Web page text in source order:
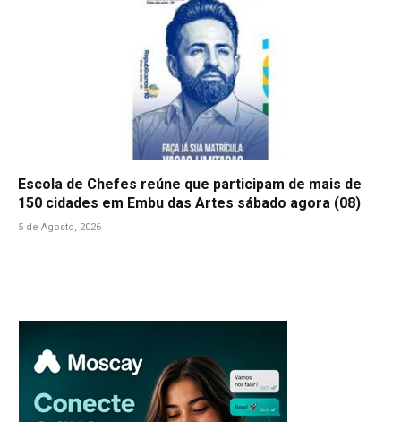
Escola de Chefes reúne que participam de mais de
150 cidades em Embu das Artes sábado agora (08)
5 de Agosto, 2026